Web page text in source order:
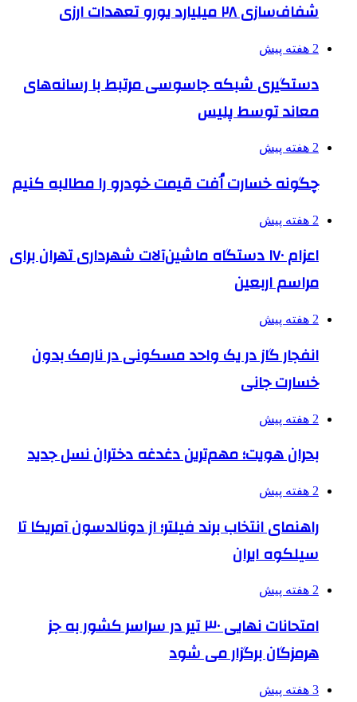
شفاف‌سازی ۲۸ میلیارد یورو تعهدات ارزی
2 هفته پیش
دستگیری شبکه جاسوسی مرتبط با رسانه‌های
معاند توسط پلیس
2 هفته پیش
چگونه خسارت اُفت قیمت خودرو را مطالبه کنیم
2 هفته پیش
اعزام ۱۷۰ دستگاه ماشین‌آلات شهرداری تهران برای
مراسم اربعین
2 هفته پیش
انفجار گاز در یک واحد مسکونی در نارمک بدون
خسارت جانی
2 هفته پیش
بحران هویت؛ مهم‌ترین دغدغه دختران نسل جدید
2 هفته پیش
راهنمای انتخاب برند فیلتر؛ از دونالدسون آمریکا تا
سیلکوه ایران
2 هفته پیش
امتحانات نهایی ۳۰ تیر در سراسر کشور به جز
هرمزگان برگزار می شود
3 هفته پیش